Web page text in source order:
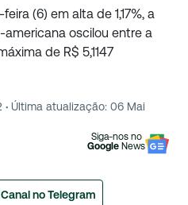
(6) em alta de 1,17%, a
americana oscilou entre a
de R$ 5,1147
· Última atualização: 06 Mai
Siga-nos no
Google News
Canal no Telegram